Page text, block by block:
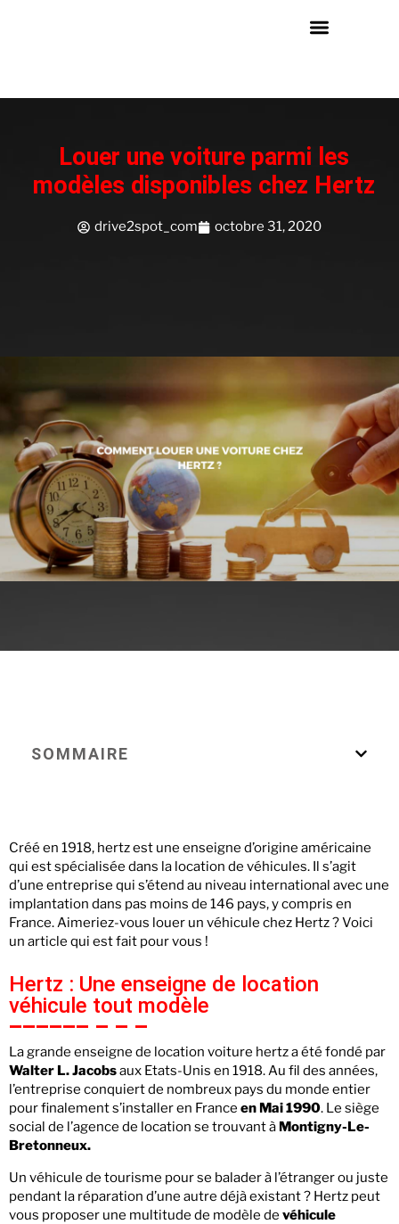
Louer une voiture parmi les
modèles disponibles chez Hertz
drive2spot_com octobre 31, 2020
SOMMAIRE
Créé en 1918, hertz est une enseigne d’origine américaine
qui est spécialisée dans la location de véhicules. Il s’agit
d’une entreprise qui s’étend au niveau international avec une
implantation dans pas moins de 146 pays, y compris en
France. Aimeriez-vous louer un véhicule chez Hertz ? Voici
un article qui est fait pour vous !
Hertz : Une enseigne de location
véhicule tout modèle
La grande enseigne de location voiture hertz a été fondé par
Walter L. Jacobsaux Etats-Unis en 1918. Au fil des années,
l’entreprise conquiert de nombreux pays du monde entier
pour finalement s’installer en France en Mai 1990. Le siège
social de l’agence de location se trouvant à Montigny-Le-
Bretonneux.
Un véhicule de tourisme pour se balader à l’étranger ou juste
pendant la réparation d’une autre déjà existant ? Hertz peut
vous proposer une multitude de modèle de véhicule